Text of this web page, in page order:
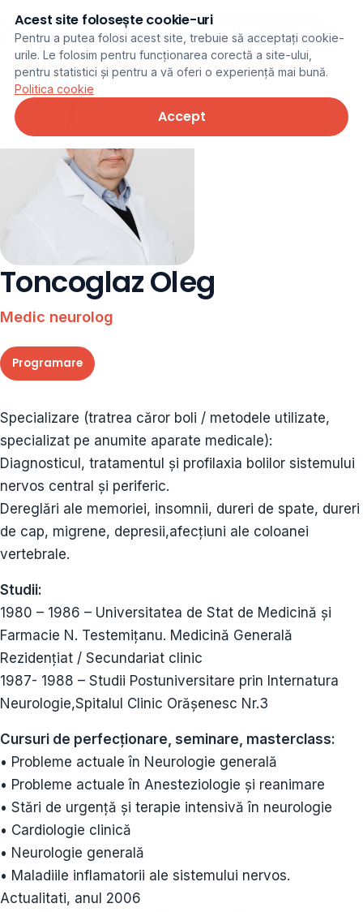
Programare online
Toncoglaz Oleg
Medic neurolog
Programare
Specializare (tratrea căror boli / metodele utilizate,
specializat pe anumite aparate medicale):
Diagnosticul, tratamentul şi profilaxia bolilor sistemului
nervos central și periferic.
Dereglări ale memoriei, insomnii, dureri de spate, dureri
de cap, migrene, depresii,afecțiuni ale coloanei
vertebrale.
Studii:
1980 – 1986 – Universitatea de Stat de Medicină și
Farmacie N. Testemițanu. Medicină Generală
Rezidențiat / Secundariat clinic
1987- 1988 – Studii Postuniversitare prin Internatura
Neurologie,Spitalul Clinic Orășenesc Nr.3
Cursuri de perfecționare, seminare, masterclass:
• Probleme actuale în Neurologie generală
• Probleme actuale în Anesteziologie și reanimare
• Stări de urgență și terapie intensivă în neurologie
• Cardiologie clinică
• Neurologie generală
• Maladiile inflamatorii ale sistemului nervos.
Actualitati, anul 2006
Acest site folosește cookie-uri
Pentru a putea folosi acest site, trebuie să acceptați cookie-
urile. Le folosim pentru funcționarea corectă a site-ului,
pentru statistici și pentru a vă oferi o experiență mai bună.
Politica cookie
Accept